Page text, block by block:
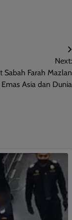
Next:
Sabah Farah Mazlan
Asia dan Dunia